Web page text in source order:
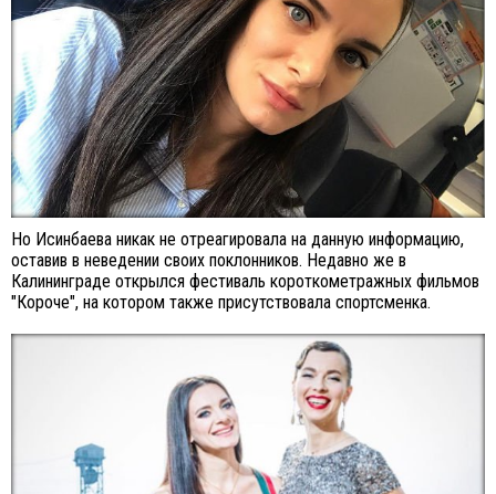
Но Исинбаева никак не отреагировала на данную информацию,
оставив в неведении своих поклонников. Недавно же в
Калининграде открылся фестиваль короткометражных фильмов
"Короче", на котором также присутствовала спортсменка.